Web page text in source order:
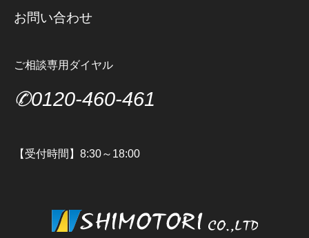
お問い合わせ
ご相談専用ダイヤル
✆0120-460-461
【受付時間】8:30～18:00